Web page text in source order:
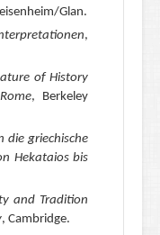
Glan.
,
of History
, Berkeley
die griechische
Hekataios bis
and Tradition
, Cambridge.